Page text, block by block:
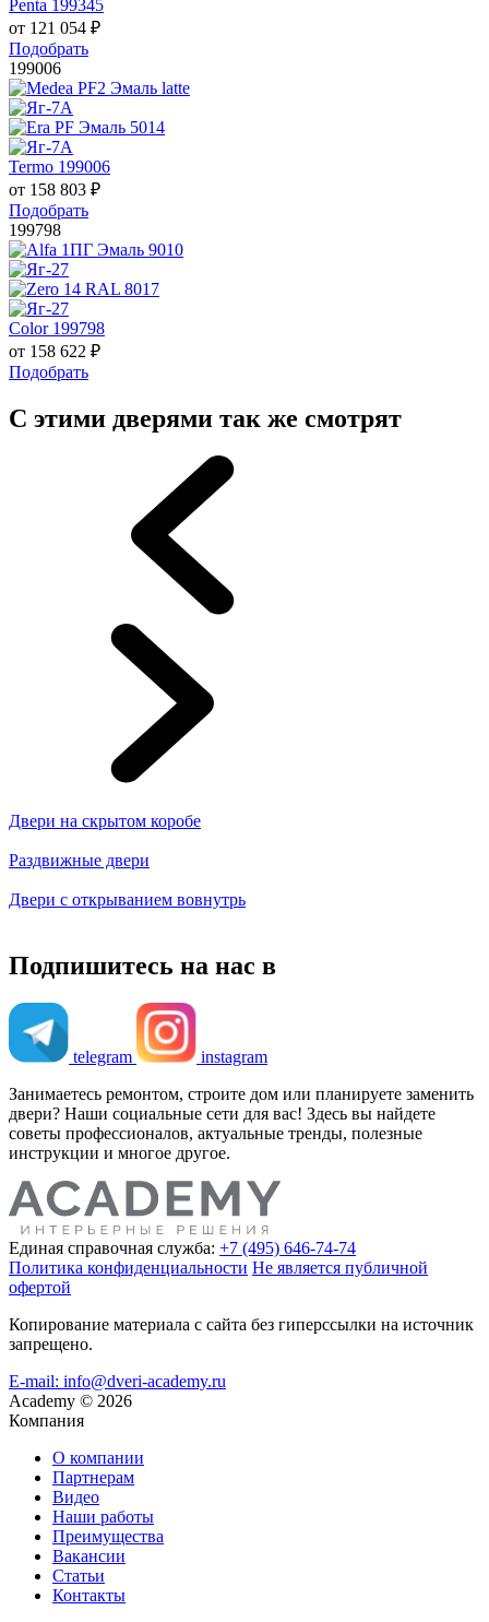
Penta 199345
от 121 054 ₽
Подобрать
199006
Termo 199006
от 158 803 ₽
Подобрать
199798
Color 199798
от 158 622 ₽
Подобрать
С этими дверями так же смотрят
Двери на скрытом коробе
Раздвижные двери
Двери с открыванием вовнутрь
Подпишитесь на нас в
telegram
instagram
Занимаетесь ремонтом, строите дом или планируете заменить
двери? Наши социальные сети для вас! Здесь вы найдете
советы профессионалов, актуальные тренды, полезные
инструкции и многое другое.
Единая справочная служба: +7 (495) 646-74-74
Политика конфиденциальности Не является публичной
офертой
Копирование материала с сайта без гиперссылки на источник
запрещено.
E-mail: info@dveri-academy.ru
Academy © 2026
Компания
О компании
Партнерам
Видео
Наши работы
Преимущества
Вакансии
Статьи
Контакты